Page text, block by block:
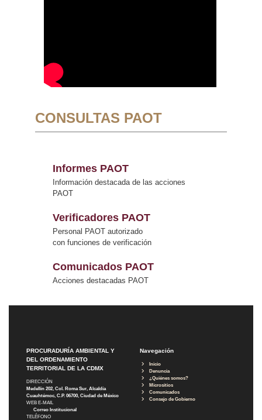
CONSULTAS PAOT
Informes PAOT
Información destacada de las acciones
PAOT
Verificadores PAOT
Personal PAOT autorizado
con funciones de verificación
Comunicados PAOT
Acciones destacadas PAOT
PROCURADURÍA AMBIENTAL Y
DEL ORDENAMIENTO
TERRITORIAL DE LA CDMX
DIRECCIÓN
Medellín 202, Col. Roma Sur, Alcaldía
Cuauhtémoc, C.P. 06700, Ciudad de México
WEB E-MAIL
Correo Institucional
TELÉFONO
Navegación
Inicio
Denuncia
¿Quiénes somos?
Micrositios
Comunicados
Consejo de Gobierno